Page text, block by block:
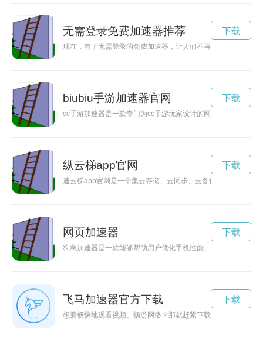
无需登录免费加速器推荐
现在，有了无需登录的免费加速器，让人们不再受网络速度慢的
下载
biubiu手游加速器官网
cc手游加速器是一款专门为cc手游玩家设计的网络加速工具，
下载
纵云梯app官网
速云梯app官网是一个集云存储、云同步、云备份于一体的应
下载
网页加速器
狗急加速器是一款能够帮助用户优化手机性能、加速运行速度
下载
飞马加速器官方下载
想要畅快地观看视频、畅游网络？那就赶紧下载飞马加速器app
下载